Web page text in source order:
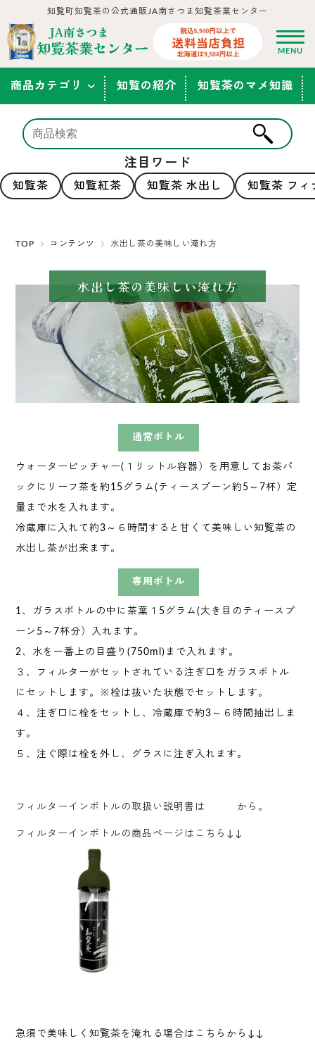
知覧町知覧茶の公式通販JA南さつま知覧茶業センター
商品カテゴリ 知覧の紹介 知覧茶のマメ知識
注目ワード
知覧茶 知覧紅茶 知覧茶 水出し 知覧茶 フィ
TOP コンテンツ 水出し茶の美味しい淹れ方
水出し茶の美味しい淹れ方
通常ボトル
ウォーターピッチャー(１リットル容器）を用意してお茶パ
ックにリーフ茶を約15グラム(ティースプーン約5～7杯）定
量まで水を入れます。
冷蔵庫に入れて約3～６時間すると甘くて美味しい知覧茶の
水出し茶が出来ます。
専用ボトル
1、ガラスボトルの中に茶葉１5グラム(大き目のティースプ
ーン5～7杯分）入れます。
2、水を一番上の目盛り(750ml)まで入れます。
３、フィルターがセットされている注ぎ口をガラスボトル
にセットします。※栓は抜いた状態でセットします。
４、注ぎ口に栓をセットし、冷蔵庫で約3～６時間抽出しま
す。
５、注ぐ際は栓を外し、グラスに注ぎ入れます。
フィルターインボトルの取扱い説明書は から。
フィルターインボトルの商品ページはこちら↓↓
急須で美味しく知覧茶を淹れる場合はこちらから↓↓